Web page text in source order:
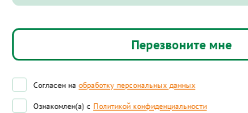
Согласен на обработку персональных данных
Ознакомлен(а) с Политикой конфиденциальности